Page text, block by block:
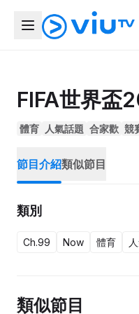
FIFA世界盃
體育 人氣話題 合家歡 競
節目介紹類似節目
類別
Ch.99 Now 體育
類似節目